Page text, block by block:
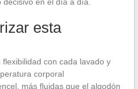
esta
con cada lavado y
corporal
más fluidas que el algodón